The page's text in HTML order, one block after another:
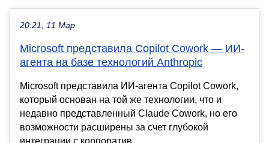
20:21, 11 Мар
Microsoft представила Copilot Cowork — ИИ-
агента на базе технологий Anthropic
Microsoft представила ИИ-агента Copilot Cowork,
который основан на той же технологии, что и
недавно представленный Claude Cowork, но его
возможности расширены за счет глубокой
интеграции с корпоратив...